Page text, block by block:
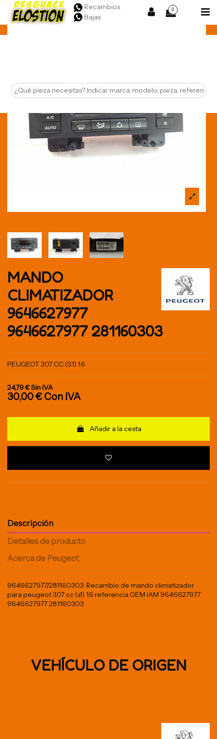
Recambios
Bajas
0
MANDO
CLIMATIZADOR
9646627977
9646627977 281160303
PEUGEOT 307 CC (S1) 1.6
24,79 €Sin IVA
30,00 € Con IVA
Añadir a la cesta
Descripción
Detalles de producto
Acerca de Peugeot
9646627977/281160303. Recambio de mando climatizador
para peugeot 307 cc (s1) 1.6 referencia OEM IAM 9646627977
9646627977 281160303
VEHÍCULO DE ORIGEN